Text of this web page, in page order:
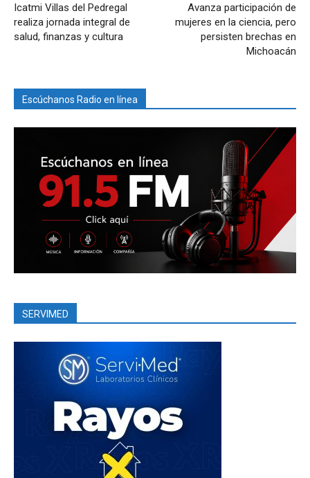
Icatmi Villas del Pedregal
realiza jornada integral de
salud, finanzas y cultura
Avanza participación de
mujeres en la ciencia, pero
persisten brechas en
Michoacán
Escúchanos Radio en línea
SERVIMED